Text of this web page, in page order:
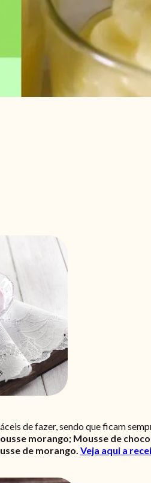
de fazer, sendo que ficam
morango; Mousse de
de morango. Veja aqui a